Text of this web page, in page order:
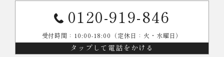
0120-919-846
受付時間：10:00-18:00（定休日：火・水曜日）
タップして電話をかける